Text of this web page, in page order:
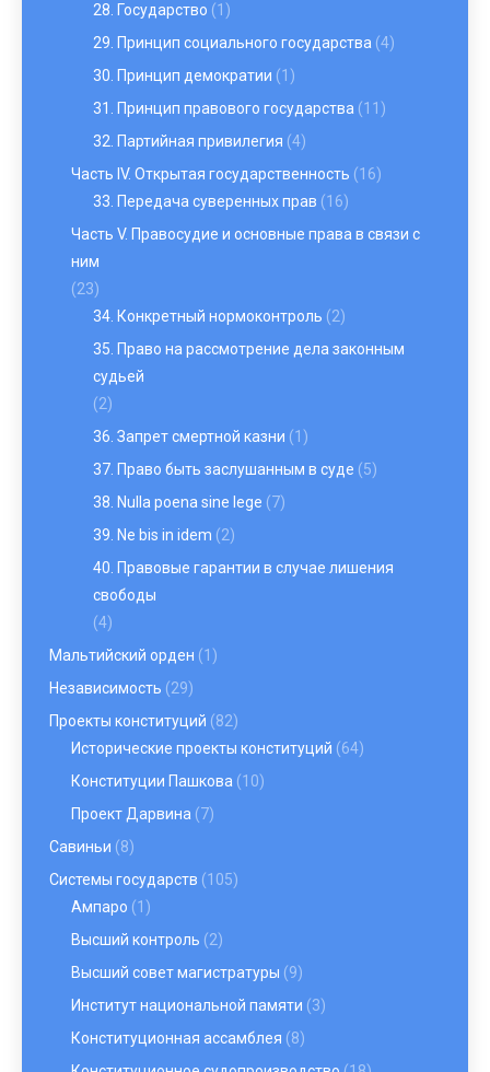
28. Государство (1)
29. Принцип социального государства (4)
30. Принцип демократии (1)
31. Принцип правового государства (11)
32. Партийная привилегия (4)
Часть IV. Открытая государственность (16)
33. Передача суверенных прав (16)
Часть V. Правосудие и основные права в связи с
ним
(23)
34. Конкретный нормоконтроль (2)
35. Право на рассмотрение дела законным
судьей
(2)
36. Запрет смертной казни (1)
37. Право быть заслушанным в суде (5)
38. Nulla poena sine lege (7)
39. Ne bis in idem (2)
40. Правовые гарантии в случае лишения
свободы
(4)
Мальтийский орден (1)
Независимость (29)
Проекты конституций (82)
Исторические проекты конституций (64)
Конституции Пашкова (10)
Проект Дарвина (7)
Савиньи (8)
Системы государств (105)
Ампаро (1)
Высший контроль (2)
Высший совет магистратуры (9)
Институт национальной памяти (3)
Конституционная ассамблея (8)